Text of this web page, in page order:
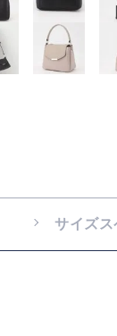
サイズス